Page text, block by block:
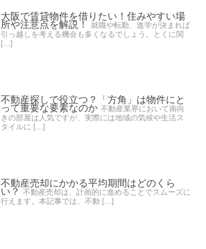
大阪で賃貸物件を借りたい！住みやすい場
所や注意点を解説！ 就職や転勤、進学が決まれば
引っ越しを考える機会も多くなるでしょう。とくに関
[…]
不動産探しで役立つ？「方角」は物件にと
って重要な要素なのか 不動産業界において南向
きの部屋は人気ですが、実際には地域の気候や生活ス
タイルに […]
不動産売却にかかる平均期間はどのくら
い？ 不動産売却は、計画的に進めることでスムーズに
行えます。本記事では、不動 […]